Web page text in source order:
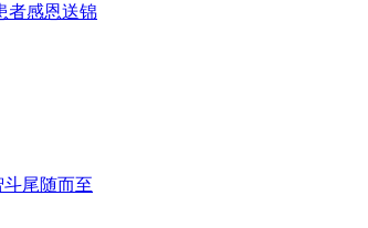
者感恩送锦
尾随而至